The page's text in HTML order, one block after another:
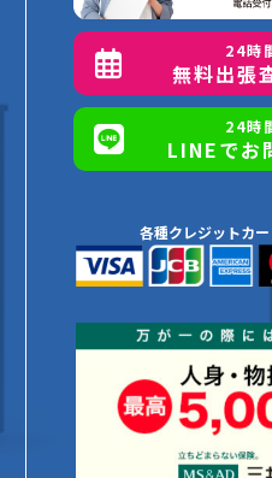
24時
無料出張
24時
LINEでお
各種クレジットカ